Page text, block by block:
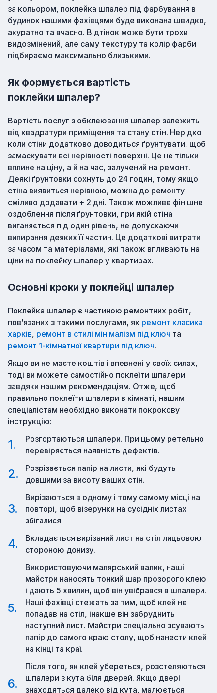
за кольором, поклейка шпалер під фарбування в
будинок нашими фахівцями буде виконана швидко,
акуратно та вчасно. Відтінок може бути трохи
видозмінений, але саму текстуру та колір фарби
підбираємо максимально близькими.
Як формується вартість
поклейки шпалер?
Вартість послуг з обклеювання шпалер залежить
від квадратури приміщення та стану стін. Нерідко
коли стіни додатково доводиться ґрунтувати, щоб
замаскувати всі нерівності поверхні. Це не тільки
вплине на ціну, а й на час, залучений на ремонт.
Деякі ґрунтовки сохнуть до 24 годин, тому якщо
стіна виявиться нерівною, можна до ремонту
сміливо додавати + 2 дні. Також можливе фінішне
оздоблення після ґрунтовки, при якій стіна
виганяється під один рівень, не допускаючи
випирання деяких її частин. Це додаткові витрати
за часом та матеріалами, які також впливають на
ціни на поклейку шпалер у квартирах.
Основні кроки у поклейці шпалер
Поклейка шпалер є частиною ремонтних робіт,
пов’язаних з такими послугами, як ремонт класика
харків, ремонт в стилі мінімалізм під ключ та
ремонт 1-кімнатної квартири під ключ.
Якщо ви не маєте коштів і впевнені у своїх силах,
тоді ви можете самостійно поклеїти шпалери
завдяки нашим рекомендаціям. Отже, щоб
правильно поклеїти шпалери в кімнаті, нашим
спеціалістам необхідно виконати покрокову
інструкцію:
Розгортаються шпалери. При цьому ретельно
перевіряється наявність дефектів.
Розрізається папір на листи, які будуть
довшими за висоту ваших стін.
Вирізаються в одному і тому самому місці на
повторі, щоб візерунки на сусідніх листах
збігалися.
Вкладається вирізаний лист на стіл лицьовою
стороною донизу.
Використовуючи малярський валик, наші
майстри наносять тонкий шар прозорого клею
і дають 5 хвилин, щоб він увібрався в шпалери.
Наші фахівці стежать за тим, щоб клей не
попадав на стіл, інакше він забруднить
наступний лист. Майстри спеціально зсувають
папір до самого краю столу, щоб нанести клей
на кінці та краї.
Після того, як клей убереться, розстеляються
шпалери з кута біля дверей. Якщо двері
знаходяться далеко від кута, малюється